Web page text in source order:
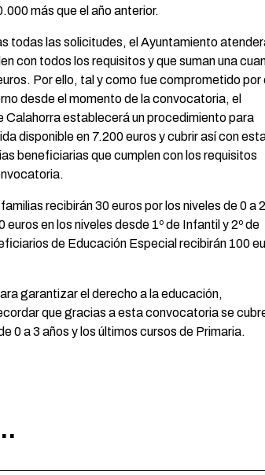
más que el año anterior.
todas las solicitudes, el Ayuntamiento
con todos los requisitos y que suman una
Por ello, tal y como fue comprometido por
desde el momento de la convocatoria, el
Calahorra establecerá un procedimiento para
disponible en 7.200 euros y cubrir así con
beneficiarias que cumplen con los requisitos
recibirán 30 euros por los niveles de 0 a
euros en los niveles desde 1º de Infantil y 2º de
de Educación Especial recibirán 100
garantizar el derecho a la educación,
que gracias a esta convocatoria se
0 a 3 años y los últimos cursos de Primaria.